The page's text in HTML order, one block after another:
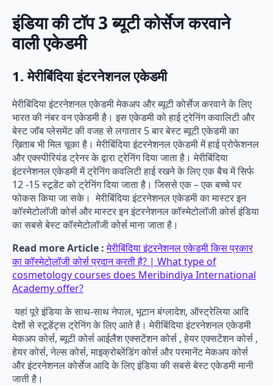
इंडिया की टॉप 3 ब्यूटी कोर्सेज करवाने
वाली एकेडमी
1. मेरीबिंदिया इंटरनेशनल एकेडमी
मेरीबिंदिया इंटरनेशनल एकेडमी मेकअप और ब्यूटी कोर्सेज करवाने के लिए
भारत की नंबर वन एकेडमी है। इस एकेडमी को हाई ट्रेनिंग कवालिटी और
बेस्ट जॉब प्लेसमेंट की वजह से लगातार 5 बार बेस्ट ब्यूटी एकेडमी का
ख़िताब भी मिल चूका है। मेरीबिंदिया इंटरनेशनल एकेडमी में हाई प्रोफेशनल
और एक्स्पीरियंड ट्रेनर के द्वारा ट्रेनिंग दिया जाता है। मेरीबिंदिया
इंटरनेशनल एकेडमी में ट्रेनिंग कवलिटी हाई रखने के लिए एक बैच में सिर्फ
12 -15 स्टूडेंट को ट्रेनिंग दिया जाता है। जिससे एक – एक बच्चे पर
फोकस किया जा सके। मेरीबिंदिया इंटरनेशनल एकेडमी का मास्टर इन
कॉस्मेटोलॉजी कोर्स और मास्टर इन इंटरनेशनल कॉस्मेटोलॉजी कोर्स इंडिया
का सबसे बेस्ट कॉस्मेटोलॉजी कोर्स माना जाता है।
Read more Article :मेरीबिंदिया इंटरनेशनल एकेडमी किस प्रकार
का कॉस्मेटोलॉजी कोर्स प्रदान करती है? | What type of
cosmetology courses does Meribindiya International
Academy offer?
यहां पूरे इंडिया के साथ-साथ नेपाल, भूटान बंग्लादेश, ऑस्ट्रेलिया आदि
देशों से स्टूडेंट्स ट्रेनिंग के लिए आते है। मेरीबिंदिया इंटरनेशनल एकेडमी
मेकअप कोर्स, ब्यूटी कोर्स आईलैश एक्सटेंशन कोर्स , हेयर एक्सटेंशन कोर्स ,
हेयर कोर्स, नेल्स कोर्स, माइक्रोब्लेंडिंग कोर्स और परमानेंट मेकअप कोर्स
और इंटरनेशनल कोर्सेज आदि के लिए इंडिया की सबसे बेस्ट एकेडमी मानी
जाती है।